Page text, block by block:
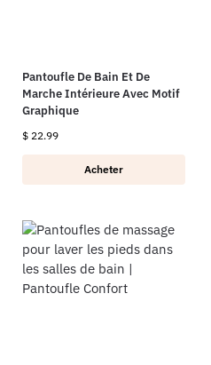
Pantoufle De Bain Et De
Marche Intérieure Avec Motif
Graphique
$ 22.99
Acheter